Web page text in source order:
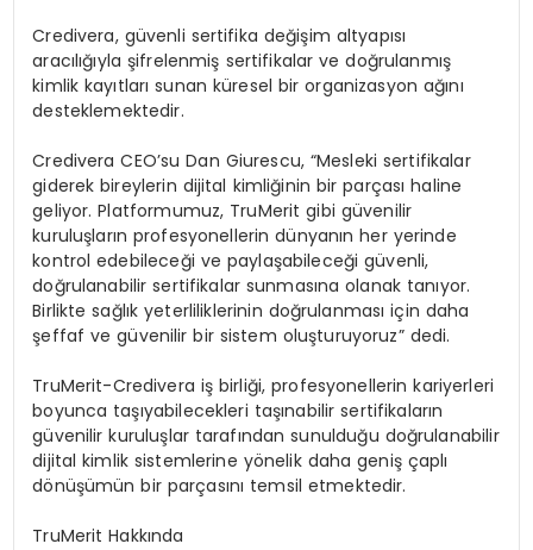
Credivera, güvenli sertifika değişim altyapısı
aracılığıyla şifrelenmiş sertifikalar ve doğrulanmış
kimlik kayıtlarısunan küresel bir organizasyon ağını
desteklemektedir.
Credivera CEO’su Dan Giurescu, “Mesleki sertifikalar
giderek bireylerin dijital kimliğinin bir parçasıhaline
geliyor. Platformumuz, TruMerit gibi güvenilir
kuruluşların profesyonellerin dünyanın her yerinde
kontrol edebileceği ve paylaşabileceği güvenli,
doğrulanabilir sertifikalar sunmasına olanak tanıyor.
Birlikte sağlık yeterliliklerinin doğrulanmasıiçin daha
şeffaf ve güvenilir bir sistem oluşturuyoruz” dedi.
TruMerit-Credivera işbirliği, profesyonellerin kariyerleri
boyunca taşıyabilecekleri taşınabilir sertifikaların
güvenilir kuruluşlar tarafından sunulduğu doğrulanabilir
dijital kimlik sistemlerine yönelik daha geniş çaplı
dönüşümün bir parçasını temsil etmektedir.
TruMerit Hakkında